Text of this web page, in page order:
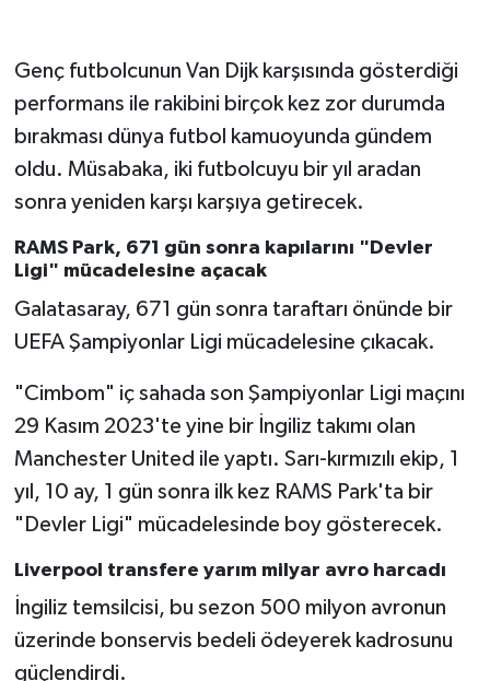
Genç futbolcunun Van Dijk karşısında gösterdiği
performans ile rakibini birçok kez zor durumda
bırakması dünya futbol kamuoyunda gündem
oldu. Müsabaka, iki futbolcuyu bir yıl aradan
sonra yeniden karşı karşıya getirecek.
RAMS Park, 671 gün sonra kapılarını "Devler
Ligi" mücadelesine açacak
Galatasaray, 671 gün sonra taraftarı önünde bir
UEFA Şampiyonlar Ligi mücadelesine çıkacak.
"Cimbom" iç sahada son Şampiyonlar Ligi maçını
29 Kasım 2023'te yine bir İngiliz takımı olan
Manchester United ile yaptı. Sarı-kırmızılı ekip, 1
yıl, 10 ay, 1 gün sonra ilk kez RAMS Park'ta bir
"Devler Ligi" mücadelesinde boy gösterecek.
Liverpool transfere yarım milyar avro harcadı
İngiliz temsilcisi, bu sezon 500 milyon avronun
üzerinde bonservis bedeli ödeyerek kadrosunu
güçlendirdi.